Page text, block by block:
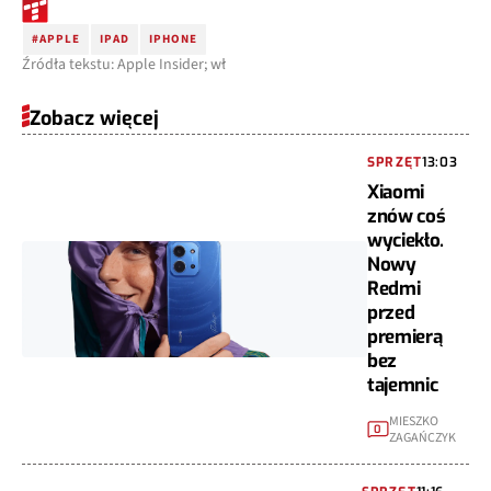
#APPLE IPAD IPHONE
Źródła tekstu: Apple Insider; wł
Zobacz więcej
SPRZĘT13:03
Xiaomi
znów coś
wyciekło.
Nowy
Redmi
przed
premierą
bez
tajemnic
0
MIESZKO
ZAGAŃCZYK